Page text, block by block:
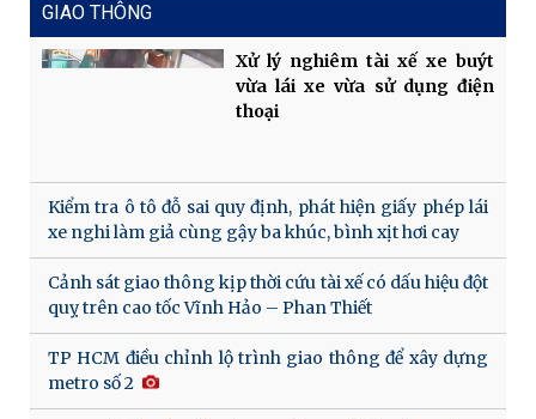
GIAO THÔNG
Xử lý nghiêm tài xế xe buýt
vừa lái xe vừa sử dụng điện
thoại
Kiểm tra ô tô đỗ sai quy định, phát hiện giấy phép lái
xe nghi làm giả cùng gậy ba khúc, bình xịt hơi cay
Cảnh sát giao thông kịp thời cứu tài xế có dấu hiệu đột
quỵ trên cao tốc Vĩnh Hảo – Phan Thiết
TP HCM điều chỉnh lộ trình giao thông để xây dựng
metro số 2